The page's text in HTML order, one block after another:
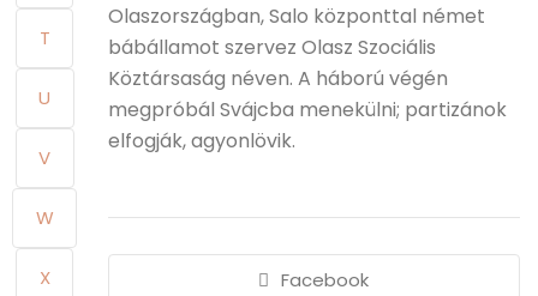
T
U
V
W
X
Olaszországban, Salo központtal német
bábállamot szervez Olasz Szociális
Köztársaság néven. A háború végén
megpróbál Svájcba menekülni; partizánok
elfogják, agyonlövik.
Facebook